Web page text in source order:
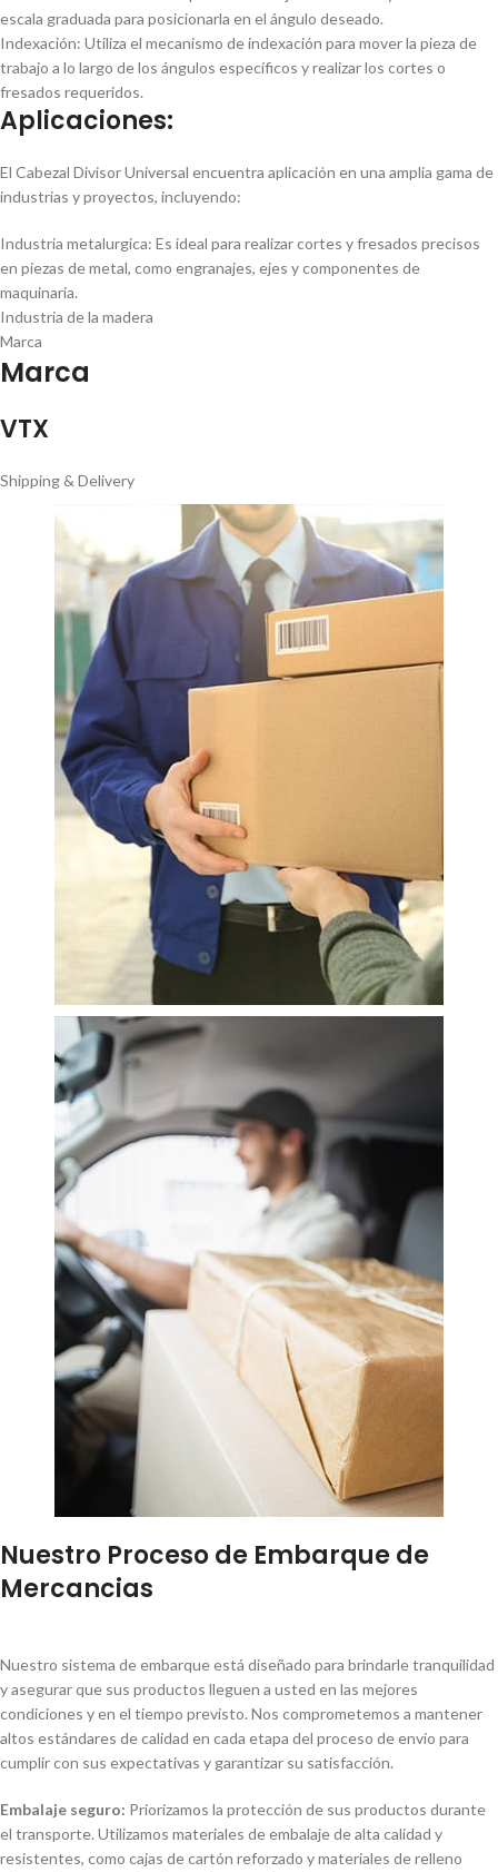
escala graduada para posicionarla en el ángulo deseado.
Indexación: Utiliza el mecanismo de indexación para mover la pieza de
trabajo a lo largo de los ángulos especí­ficos y realizar los cortes o
fresados requeridos.
Aplicaciones:
El Cabezal Divisor Universal encuentra aplicación en una amplia gama de
industrias y proyectos, incluyendo:
Industria metalurgica: Es ideal para realizar cortes y fresados precisos
en piezas de metal, como engranajes, ejes y componentes de
maquinaria.
Industria de la madera
Marca
Marca
VTX
Shipping & Delivery
Nuestro Proceso de Embarque de
Mercancias
Nuestro sistema de embarque está diseñado para brindarle tranquilidad
y asegurar que sus productos lleguen a usted en las mejores
condiciones y en el tiempo previsto. Nos comprometemos a mantener
altos estándares de calidad en cada etapa del proceso de envío para
cumplir con sus expectativas y garantizar su satisfacción.
Embalaje seguro: Priorizamos la protección de sus productos durante
el transporte. Utilizamos materiales de embalaje de alta calidad y
resistentes, como cajas de cartón reforzado y materiales de relleno